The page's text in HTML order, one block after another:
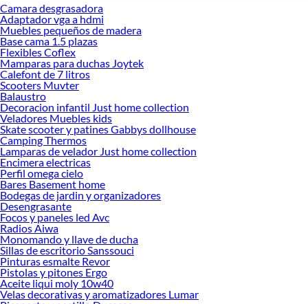
Camara desgrasadora
Adaptador vga a hdmi
Muebles pequeños de madera
Base cama 1.5 plazas
Flexibles Coflex
Mamparas para duchas Joytek
Calefont de 7 litros
Scooters Muvter
Balaustro
Decoracion infantil Just home collection
Veladores Muebles kids
Skate scooter y patines Gabbys dollhouse
Camping Thermos
Lamparas de velador Just home collection
Encimera electricas
Perfil omega cielo
Bares Basement home
Bodegas de jardin y organizadores
Desengrasante
Focos y paneles led Avc
Radios Aiwa
Monomando y llave de ducha
Sillas de escritorio Sanssouci
Pinturas esmalte Revor
Pistolas y pitones Ergo
Aceite liqui moly 10w40
Velas decorativas y aromatizadores Lumar